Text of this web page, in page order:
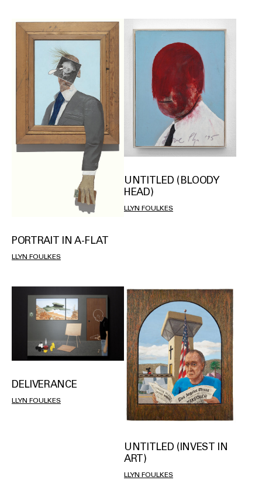
PORTRAIT IN A-FLAT
LLYN FOULKES
UNTITLED (BLOODY
HEAD)
LLYN FOULKES
DELIVERANCE
LLYN FOULKES
UNTITLED (INVEST IN
ART)
LLYN FOULKES